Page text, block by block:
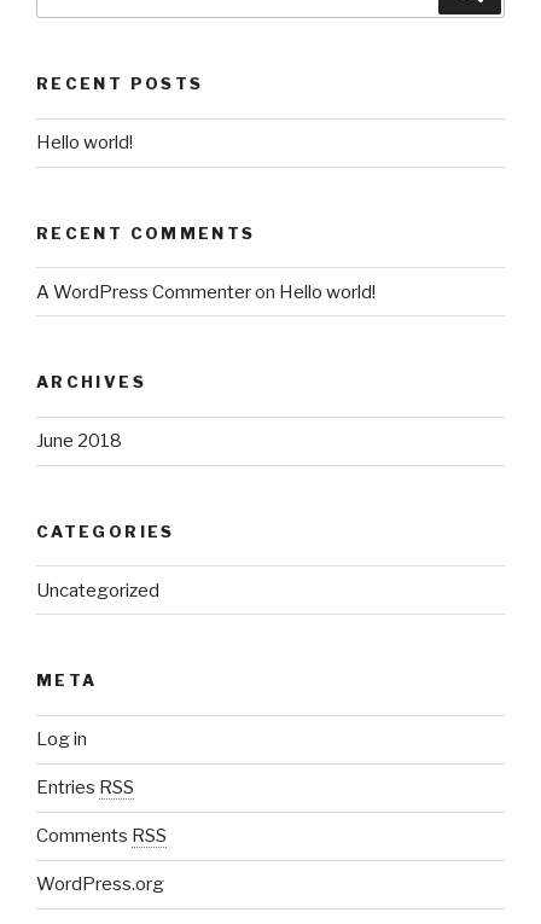
RECENT POSTS
Hello world!
RECENT COMMENTS
A WordPress Commenteron Hello world!
ARCHIVES
June 2018
CATEGORIES
Uncategorized
META
Log in
Entries RSS
Comments RSS
WordPress.org